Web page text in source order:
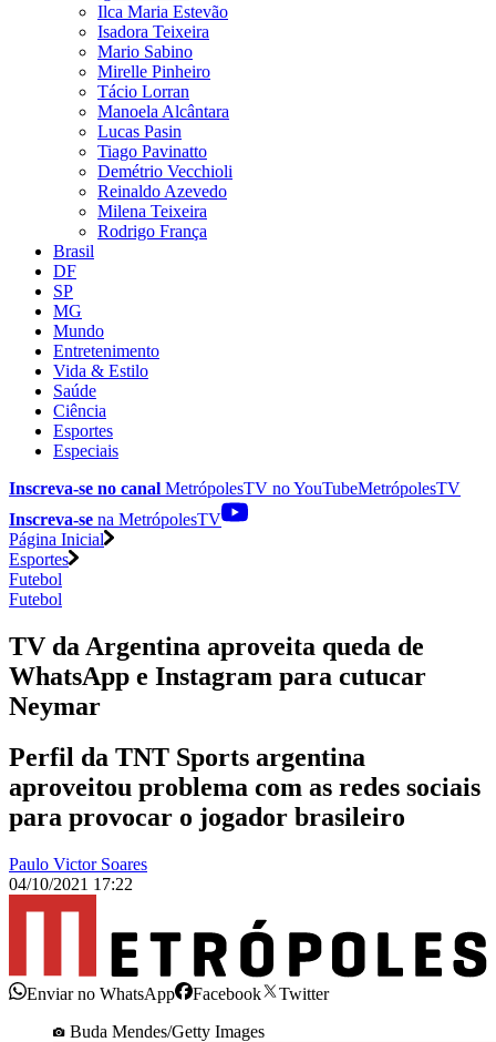
Ilca Maria Estevão
Isadora Teixeira
Mario Sabino
Mirelle Pinheiro
Tácio Lorran
Manoela Alcântara
Lucas Pasin
Tiago Pavinatto
Demétrio Vecchioli
Reinaldo Azevedo
Milena Teixeira
Rodrigo França
Brasil
DF
SP
MG
Mundo
Entretenimento
Vida & Estilo
Saúde
Ciência
Esportes
Especiais
Inscreva-se no canal MetrópolesTV noYouTubeMetrópolesTV
Inscreva-se na MetrópolesTV
Página Inicial
Esportes
Futebol
Futebol
TV da Argentina aproveita queda de
WhatsApp e Instagram para cutucar
Neymar
Perfil da TNT Sports argentina
aproveitou problema com as redes sociais
para provocar o jogador brasileiro
Paulo Victor Soares
04/10/2021 17:22
Enviar no WhatsApp Facebook
Twitter
Buda Mendes/Getty Images